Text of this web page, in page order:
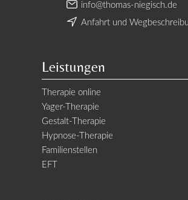
info@thomas-niegisch.de
Anfahrt und
Leistungen
Therapie online
Yager-Therapie
Gestalt-Therapie
Hypnose-Therapie
Familienstellen
EFT